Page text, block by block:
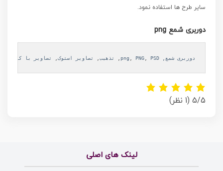
سایر طرح ها استفاده نمود.
دوربری شمع png
دوربری شمع, png PNG PSD تذهیب تصاویر استوک تصاویر با کیفیت
5/5 (1 نظر)
لینک های اصلی